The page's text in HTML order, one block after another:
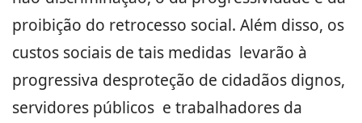
proibição do retrocesso social. Além disso, os
custos sociais de tais medidas levarão à
progressiva desproteção de cidadãos dignos,
servidores públicos e trabalhadores da